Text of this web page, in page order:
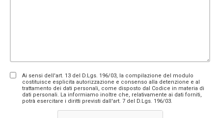
Ai sensi dell'art. 13 del D.Lgs. 196/03, la compilazione del modulo
costituisce esplicita autorizzazione e consenso alla detenzione e al
trattamento dei dati personali, come disposto dal Codice in materia di
dati personali. La informiamo inoltre che, relativamente ai dati forniti,
potrà esercitare i diritti previsti dall'art. 7 del D.Lgs. 196/03.